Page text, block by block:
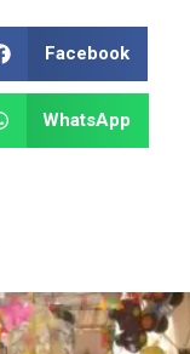
Facebook
WhatsApp